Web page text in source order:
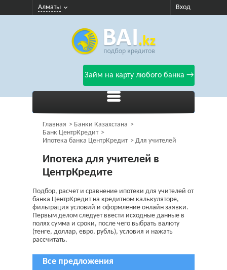
Алматы Вход
Займ на карту любого банка →
Главная
Банки Казахстана
Банк ЦентрКредит
Ипотека банка ЦентрКредит
Для учителей
Ипотека для учителей в
ЦентрКредите
Подбор, расчет и сравнение ипотеки для учителей от
банка ЦентрКредит на кредитном калькуляторе,
фильтрация условий и оформление онлайн заявки.
Первым делом следует ввести исходные данные в
полях сумма и сроки, после чего выбрать валюту
(тенге, доллар, евро, рубль), условия и нажать
рассчитать.
Все предложения